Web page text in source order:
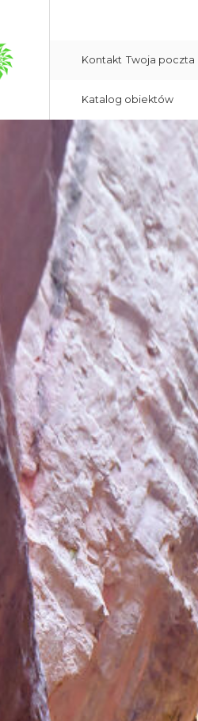
Kontakt Twoja poczta
Katalog obiektów